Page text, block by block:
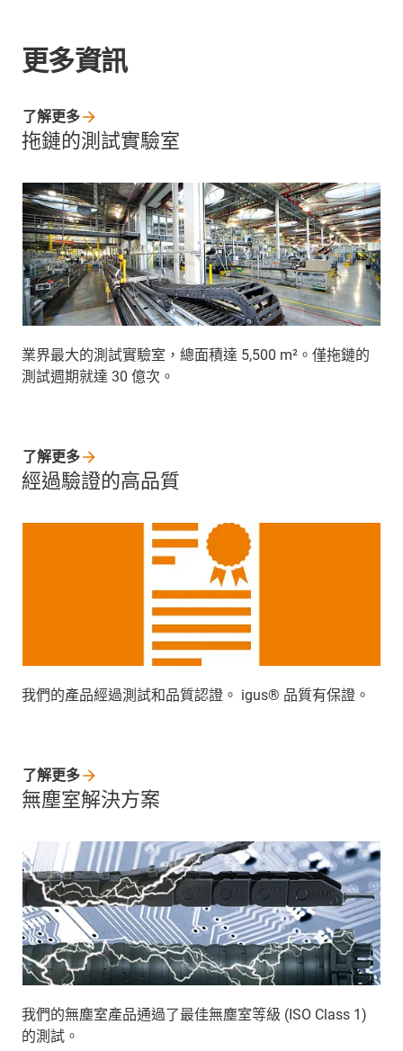
更多資訊
拖鏈的測試實驗室
業界最大的測試實驗室，總面積達 5,500 m²。僅拖鏈的
測試週期就達 30 億次。
了解更多
經過驗證的高品質
我們的產品經過測試和品質認證。 igus® 品質有保證。
了解更多
無塵室解決方案
我們的無塵室產品通過了最佳無塵室等級 (ISO Class 1)
的測試。
了解更多